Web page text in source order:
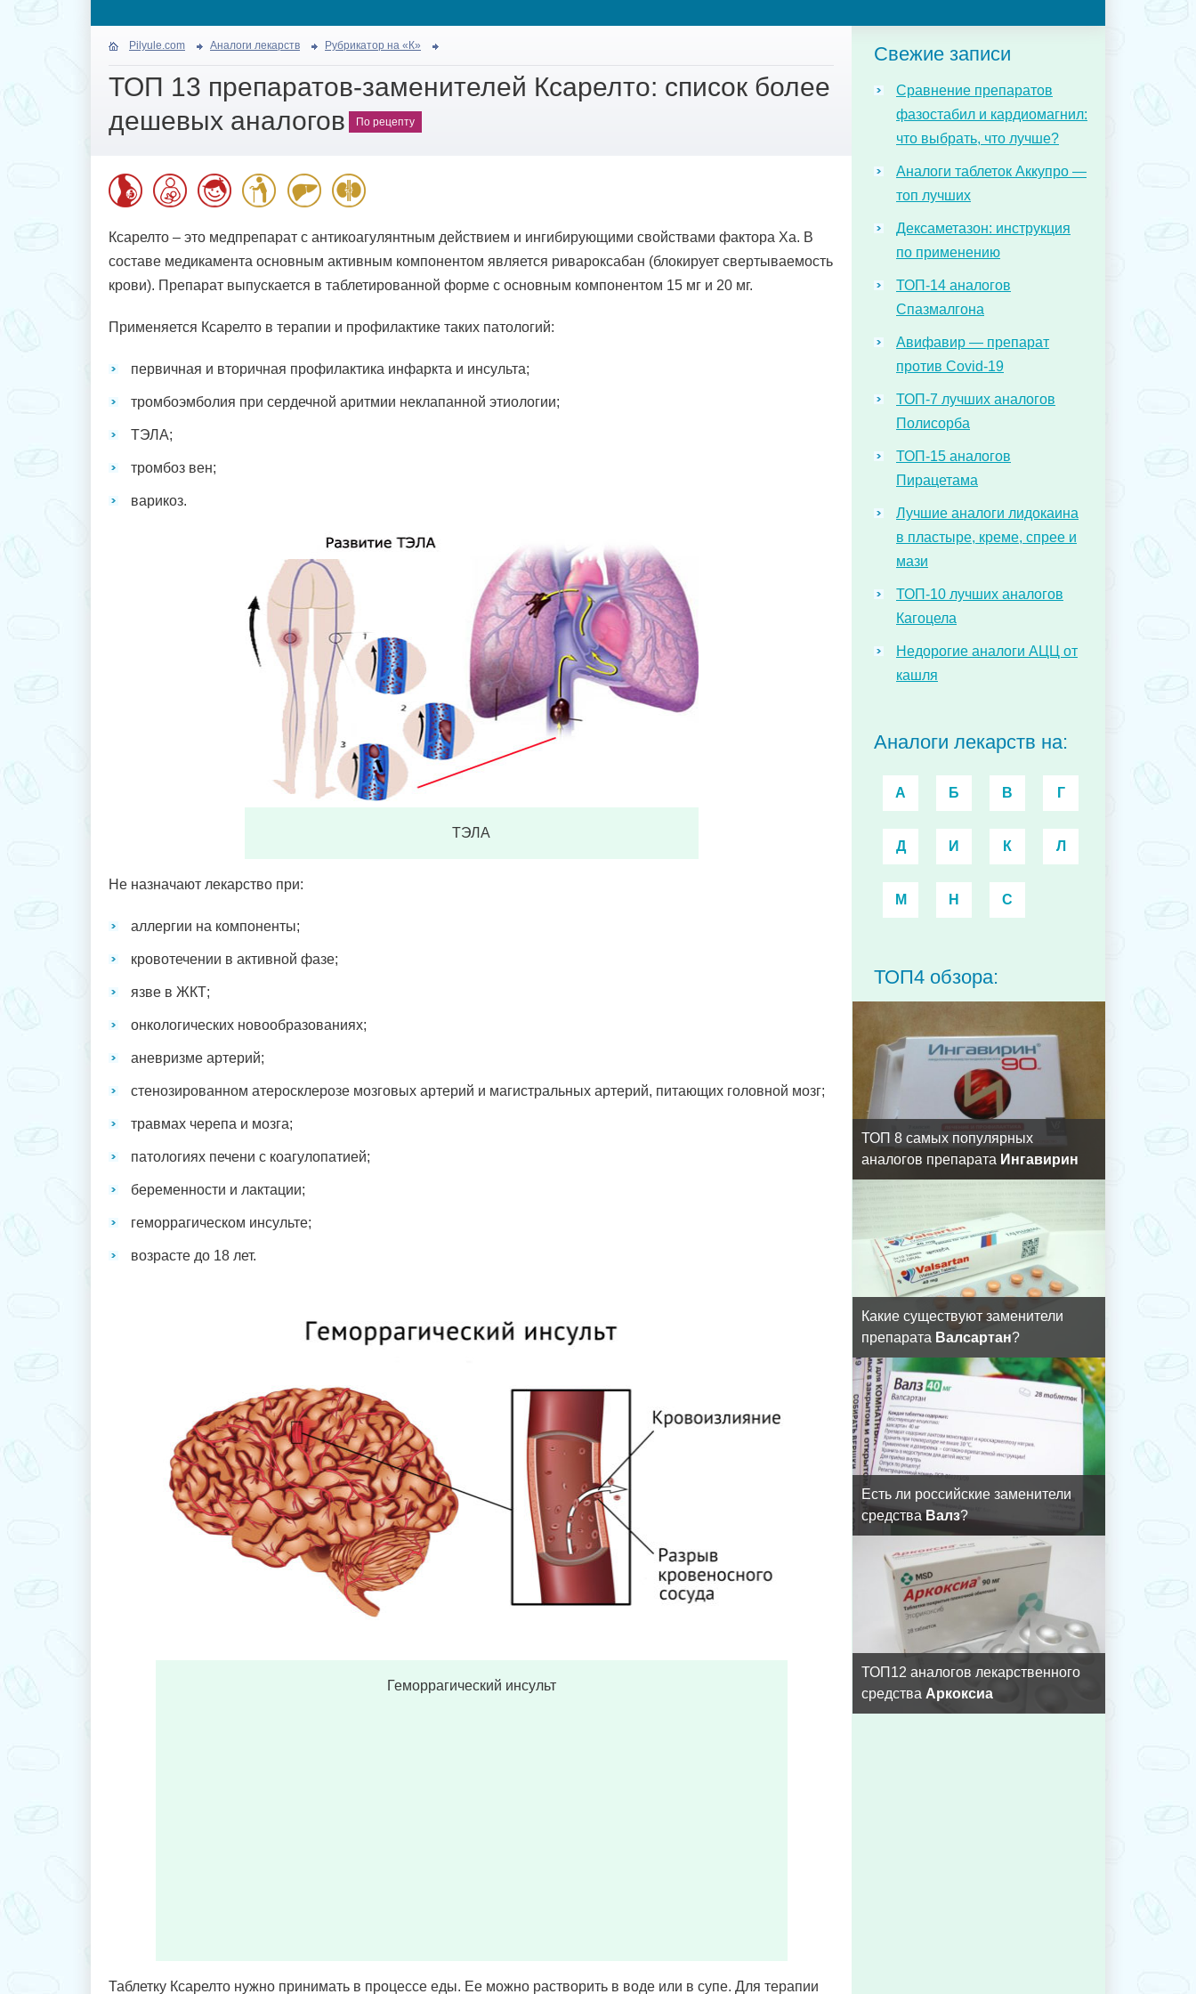
Pilyule.com Аналоги лекарств Рубрикатор на «К»
ТОП 13 препаратов-заменителей Ксарелто: список более
дешевых аналогов
По рецепту
Ксарелто – это медпрепарат с антикоагулянтным действием и ингибирующими свойствами фактора Ха. В
составе медикамента основным активным компонентом является ривароксабан (блокирует свертываемость
крови). Препарат выпускается в таблетированной форме с основным компонентом 15 мг и 20 мг.
Применяется Ксарелто в терапии и профилактике таких патологий:
первичная и вторичная профилактика инфаркта и инсульта;
тромбоэмболия при сердечной аритмии неклапанной этиологии;
ТЭЛА;
тромбоз вен;
варикоз.
ТЭЛА
Не назначают лекарство при:
аллергии на компоненты;
кровотечении в активной фазе;
язве в ЖКТ;
онкологических новообразованиях;
аневризме артерий;
стенозированном атеросклерозе мозговых артерий и магистральных артерий, питающих головной мозг;
травмах черепа и мозга;
патологиях печени с коагулопатией;
беременности и лактации;
геморрагическом инсульте;
возрасте до 18 лет.
Геморрагический инсульт
Таблетку Ксарелто нужно принимать в процессе еды. Ее можно растворить в воде или в супе. Для терапии
Свежие записи
Сравнение препаратов
фазостабил и кардиомагнил:
что выбрать, что лучше?
Аналоги таблеток Аккупро —
топ лучших
Дексаметазон: инструкция
по применению
ТОП-14 аналогов
Спазмалгона
Авифавир — препарат
против Covid-19
ТОП-7 лучших аналогов
Полисорба
ТОП-15 аналогов
Пирацетама
Лучшие аналоги лидокаина
в пластыре, креме, спрее и
мази
ТОП-10 лучших аналогов
Кагоцела
Недорогие аналоги АЦЦ от
кашля
Аналоги лекарств на:
А Б В Г
Д И К Л
М Н С
ТОП4 обзора:
ТОП 8 самых популярных
аналогов препарата Ингавирин
Какие существуют заменители
препарата Валсартан?
Есть ли российские заменители
средстваВалз?
ТОП12 аналогов лекарственного
средства Аркоксиа